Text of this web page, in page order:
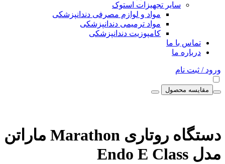
سایر تجهیزات استوک
مواد و لوازم مصرفی دندانپزشکی
مواد ترمیمی دندانپزشکی
کامپوزیت دندانپزشکی
تماس با ما
درباره ما
ورود / ثبت نام
مقایسه محصول
دستگاه روتاری Marathon ماراتن
مدل Endo E Class